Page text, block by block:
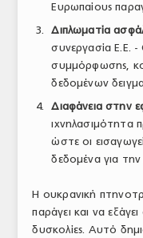
Ευρωπαίους
Διπλωματία
συνεργασία Ε.Ε. -
συμμόρφωσης,
δεδομένων
Διαφάνεια στην
ιχνηλασιμότητα
ώστε οι
δεδομένα για την
Η ουκρανική
παράγει και να
δυσκολίες. Αυτό